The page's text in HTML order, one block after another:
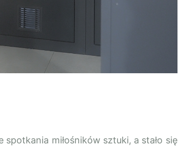
miłośników sztuki, a stało się